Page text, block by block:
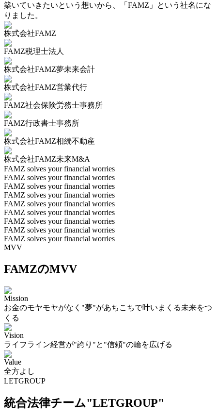
築いていきたいという想いから、「FAMZ」という社名にな
りました。
株式会社FAMZ
FAMZ税理士法人
株式会社FAMZ夢未来会計
株式会社FAMZ営業代行
FAMZ社会保険労務士事務所
FAMZ行政書士事務所
株式会社FAMZ相続不動産
株式会社FAMZ未来M&A
FAMZ solves your financial worries
FAMZ solves your financial worries
FAMZ solves your financial worries
FAMZ solves your financial worries
FAMZ solves your financial worries
FAMZ solves your financial worries
FAMZ solves your financial worries
FAMZ solves your financial worries
FAMZ solves your financial worries
MVV
FAMZのMVV
Mission
お金のモヤモヤがなく"夢"があちこちで叶いまくる未来をつ
くる
Vision
ライフライン経営が"誇り"と"信頼"の輪を広げる
Value
全方よし
LETGROUP
統合法律チーム"LETGROUP"